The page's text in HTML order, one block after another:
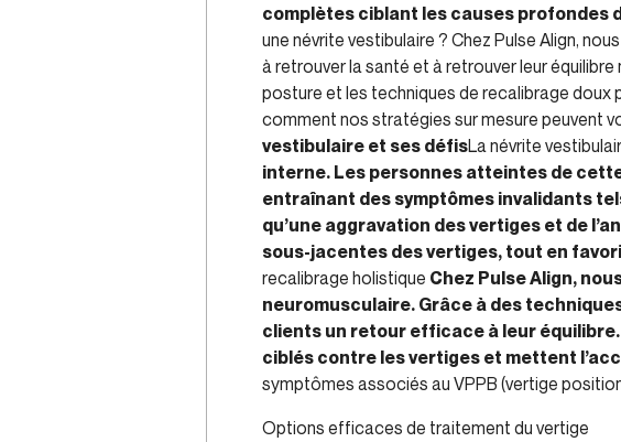
complètes ciblant les causes profondes
une névrite vestibulaire ? Chez Pulse Align,
à retrouver la santé et à retrouver leur
posture et les techniques de recalibrage doux
comment nos stratégies sur mesure peuvent
vestibulaire et ses défisLa névrite
interne. Les personnes atteintes de
entraînant des symptômes invalidants
qu’une aggravation des vertiges et de
sous-jacentes des vertiges, tout en
recalibrage holistique Chez Pulse Align,
neuromusculaire. Grâce à des
clients un retour efficace à leur
ciblés contre les vertiges et mettent
symptômes associés au VPPB (vertige
Options efficaces de traitement du vertige